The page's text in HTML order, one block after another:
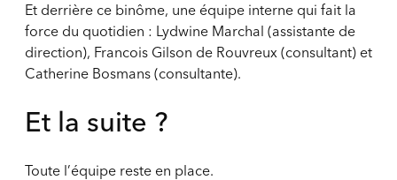
Et derrière ce binôme, une équipe interne qui fait la
force du quotidien : Lydwine Marchal (assistante de
direction), Francois Gilson de Rouvreux (consultant) et
Catherine Bosmans (consultante).
Et la suite ?
Toute l’équipe reste en place.